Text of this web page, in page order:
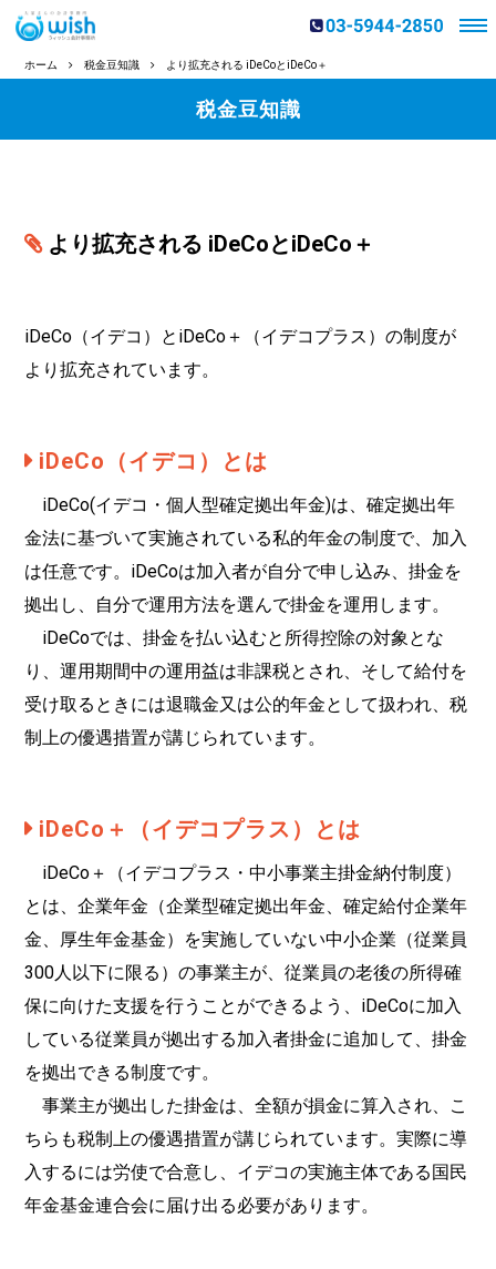
ホーム 税金豆知識 より拡充される iDeCoとiDeCo＋
税金豆知識
より拡充される iDeCoとiDeCo＋
iDeCo（イデコ）とiDeCo＋（イデコプラス）の制度が
より拡充されています。
iDeCo（イデコ）とは
iDeCo(イデコ・個人型確定拠出年金)は、確定拠出年
金法に基づいて実施されている私的年金の制度で、加入
は任意です。iDeCoは加入者が自分で申し込み、掛金を
拠出し、自分で運用方法を選んで掛金を運用します。
iDeCoでは、掛金を払い込むと所得控除の対象とな
り、運用期間中の運用益は非課税とされ、そして給付を
受け取るときには退職金又は公的年金として扱われ、税
制上の優遇措置が講じられています。
iDeCo＋（イデコプラス）とは
iDeCo＋（イデコプラス・中小事業主掛金納付制度）
とは、企業年金（企業型確定拠出年金、確定給付企業年
金、厚生年金基金）を実施していない中小企業（従業員
300人以下に限る）の事業主が、従業員の老後の所得確
保に向けた支援を行うことができるよう、iDeCoに加入
している従業員が拠出する加入者掛金に追加して、掛金
を拠出できる制度です。
事業主が拠出した掛金は、全額が損金に算入され、こ
ちらも税制上の優遇措置が講じられています。実際に導
入するには労使で合意し、イデコの実施主体である国民
年金基金連合会に届け出る必要があります。